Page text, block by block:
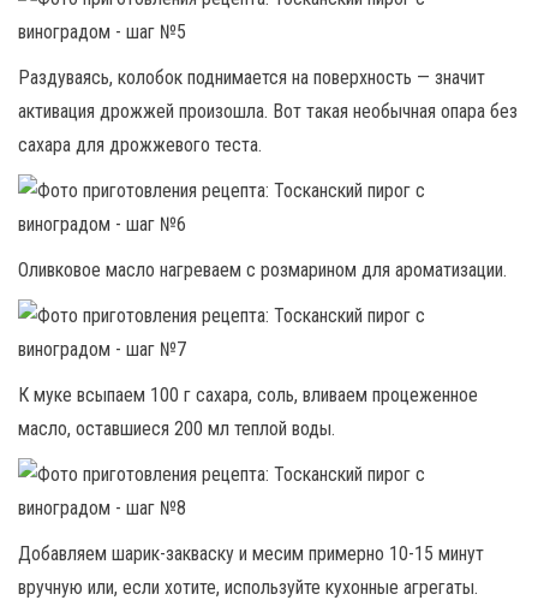
Раздуваясь, колобок поднимается на поверхность — значит
активация дрожжей произошла. Вот такая необычная опара без
сахара для дрожжевого теста.
Оливковое масло нагреваем с розмарином для ароматизации.
К муке всыпаем 100 г сахара, соль, вливаем процеженное
масло, оставшиеся 200 мл теплой воды.
Добавляем шарик-закваску и месим примерно 10-15 минут
вручную или, если хотите, используйте кухонные агрегаты.